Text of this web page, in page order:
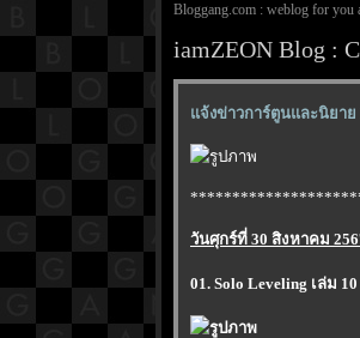
Bloggang.com : weblog for you
iamZEON Blog :
จ้งข่าวการ์ตูนและนิยาย
วันศุกร์ที่ 30 สิงหาคม
01. Solo Leveling เล่ม